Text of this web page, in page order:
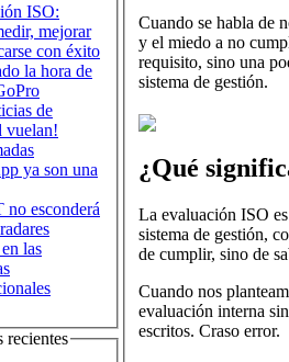
ISO:
mejorar
con éxito
la hora de
de
vuelan!
ya son una
esconderá
las
recientes
Cuando se habla de
y el miedo a no
requisito, sino una
sistema de gestión.
¿Qué
La evaluación ISO
sistema de gestión,
de cumplir, sino de
Cuando nos
evaluación interna
escritos. Craso error.